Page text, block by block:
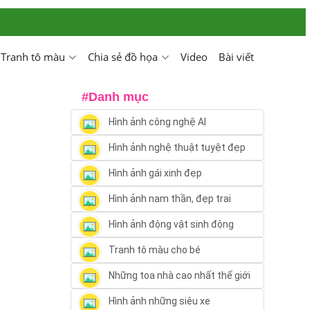
Tranh tô màu Chia sẻ đồ họa Video Bài viết
#Danh mục
Hình ảnh công nghệ AI
Hình ảnh nghệ thuật tuyệt đẹp
Hình ảnh gái xinh đẹp
Hình ảnh nam thần, đẹp trai
Hình ảnh động vật sinh động
Tranh tô màu cho bé
Những toa nhà cao nhất thế giới
Hình ảnh những siêu xe